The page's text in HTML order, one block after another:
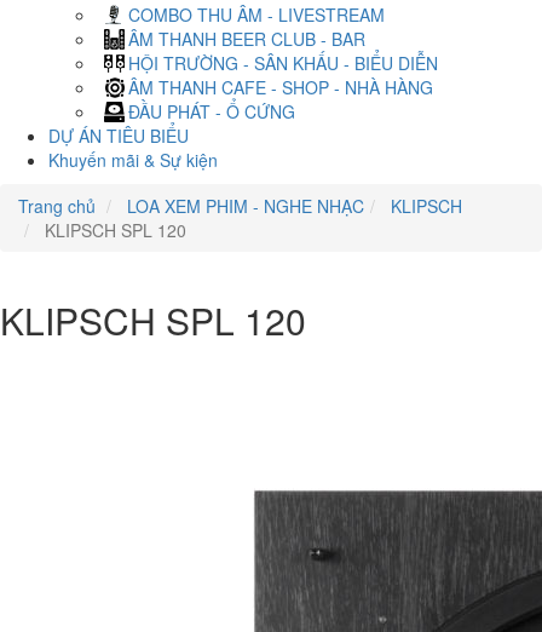
COMBO THU ÂM - LIVESTREAM
ÂM THANH BEER CLUB - BAR
HỘI TRƯỜNG - SÂN KHẤU - BIỂU DIỄN
ÂM THANH CAFE - SHOP - NHÀ HÀNG
ĐẦU PHÁT - Ổ CỨNG
DỰ ÁN TIÊU BIỂU
Khuyến mãi & Sự kiện
Trang chủ
LOA XEM PHIM - NGHE NHẠC
KLIPSCH
KLIPSCH SPL 120
KLIPSCH SPL 120